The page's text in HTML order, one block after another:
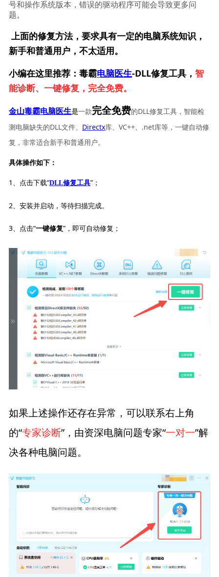
号和操作系统版本，错误的驱动程序可能会导致更多问
题。
上面的修复方法，要求具有一定的电脑系统知识，
新手和普通用户，不太适用。
小编在这里推荐：毒霸电脑医生-DLL修复工具， 智
能诊断、一键修复，完全免费。
金山毒霸电脑医生是一款完全免费的DLL修复工具，智能检
测电脑缺失的DLL文件、 Directx库、VC++、.net库等，一键自动修
复，非常适合新手和普通用户。
具体操作如下：
1、点击下载“DLL修复工具”；
2、安装并启动，等待扫描完成。
3、点击“一键修复”，即可自动修复；
如果上述操作还存在异常，可以联系右上角
的“专家诊断”，由资深电脑问题专家“一对一”解
决各种电脑问题。